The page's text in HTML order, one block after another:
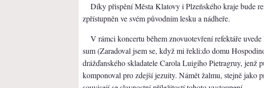
Díky přispění Města Klatovy i Plzeňského kraje bude
zpřístupněn ve svém původním lesku a nádheře.
V rámci koncertu během znovuotevření refektáře
sum (Zaradoval jsem se, když mi řekli:do domu
drážďanského skladatele Carola Luigiho Pietragruy, jenž
komponoval pro zdejší jezuity. Námět žalmu, stejně jako